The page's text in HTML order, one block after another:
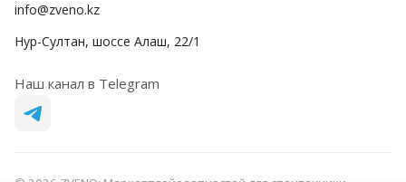
info@zveno.kz
Нур-Султан, шоссе Алаш, 22/1
Наш канал в Telegram